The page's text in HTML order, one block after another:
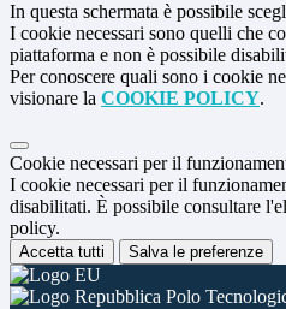
In questa schermata è possibile
I cookie necessari sono quelli che
piattaforma e non è possibile
Per conoscere quali sono i cookie
visionare la COOKIE POLICY.
Cookie necessari per il
I cookie necessari per il
disabilitati. È possibile consultare
policy.
Accetta tutti Salva le preferenze
Polo